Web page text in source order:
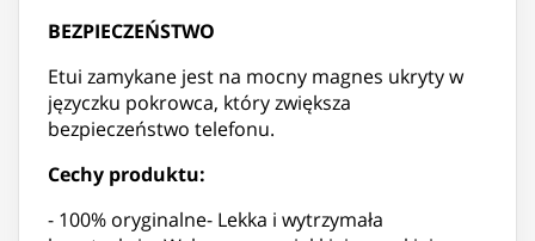
BEZPIECZEŃSTWO
Etui zamykane jest na mocny magnes ukryty w
języczku pokrowca, który zwiększa
bezpieczeństwo telefonu.
Cechy produktu:
- 100% oryginalne- Lekka i wytrzymała